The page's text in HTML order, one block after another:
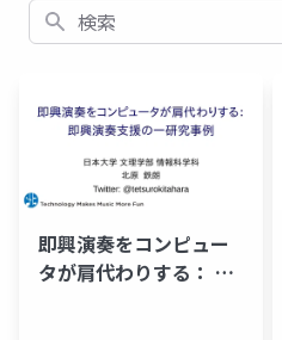
検索
即興演奏をコンピュー
タが肩代わりする： 即